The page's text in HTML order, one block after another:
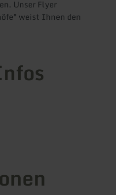
Unser Flyer
weist Ihnen den